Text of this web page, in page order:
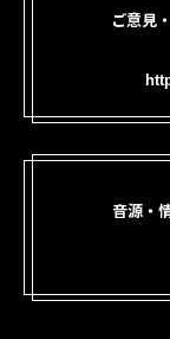
ご意見
音源・